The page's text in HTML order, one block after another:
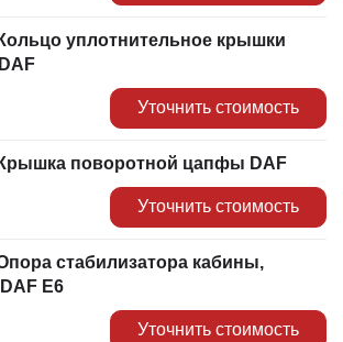
уплотнительное крышки
Уточнить стоимость
поворотной цапфы DAF
Уточнить стоимость
стабилизатора кабины,
Е6
Уточнить стоимость